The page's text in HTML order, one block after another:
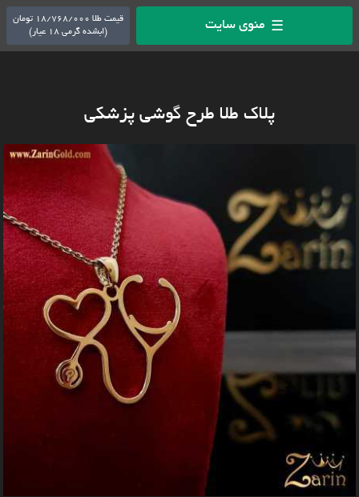
☰ منوی سایت
قیمت طلا 18/768/000 تومان
(ابشده گرمی 18 عیار)
پلاک طلا طرح گوشی پزشکی